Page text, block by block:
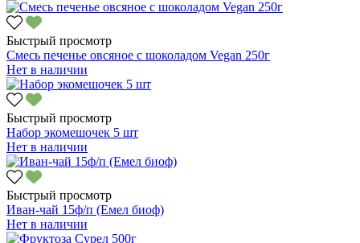
Быстрый просмотр
Смесь печенье овсяное с шоколадом Vegan 250г
Нет в наличии
Быстрый просмотр
Набор экомешочек 5 шт
Нет в наличии
Быстрый просмотр
Иван-чай 15ф/п (Емел биоф)
Нет в наличии